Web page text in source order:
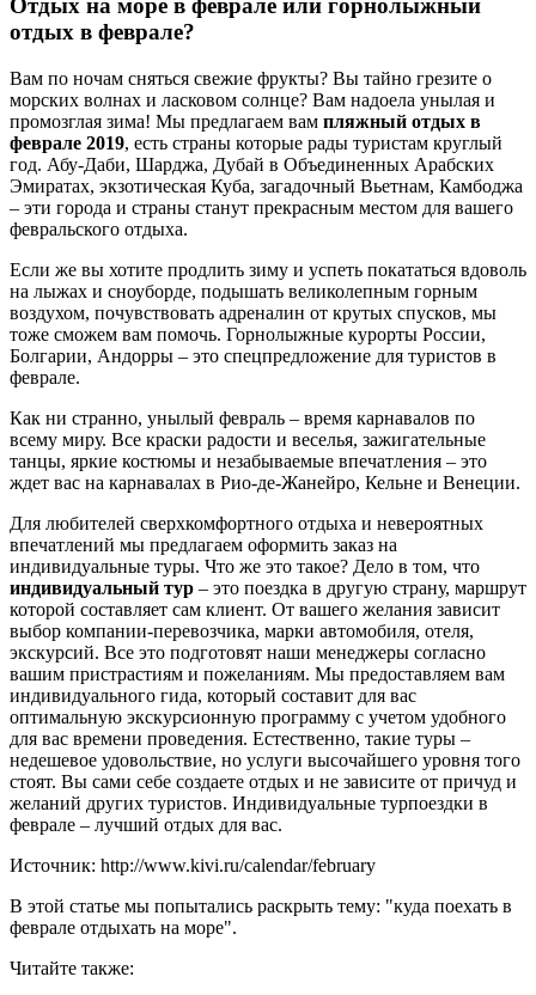
Отдых на море в феврале или горнолыжный
отдых в феврале?
Вам по ночам сняться свежие фрукты? Вы тайно грезите о
морских волнах и ласковом солнце? Вам надоела унылая и
промозглая зима! Мы предлагаем вам пляжный отдых в
феврале 2019, есть страны которые рады туристам круглый
год. Абу-Даби, Шарджа, Дубай в Объединенных Арабских
Эмиратах, экзотическая Куба, загадочный Вьетнам, Камбоджа
– эти города и страны станут прекрасным местом для вашего
февральского отдыха.
Если же вы хотите продлить зиму и успеть покататься вдоволь
на лыжах и сноуборде, подышать великолепным горным
воздухом, почувствовать адреналин от крутых спусков, мы
тоже сможем вам помочь. Горнолыжные курорты России,
Болгарии, Андорры – это спецпредложение для туристов в
феврале.
Как ни странно, унылый февраль – время карнавалов по
всему миру. Все краски радости и веселья, зажигательные
танцы, яркие костюмы и незабываемые впечатления – это
ждет вас на карнавалах в Рио-де-Жанейро, Кельне и Венеции.
Для любителей сверхкомфортного отдыха и невероятных
впечатлений мы предлагаем оформить заказ на
индивидуальные туры. Что же это такое? Дело в том, что
индивидуальный тур – это поездка в другую страну, маршрут
которой составляет сам клиент. От вашего желания зависит
выбор компании-перевозчика, марки автомобиля, отеля,
экскурсий. Все это подготовят наши менеджеры согласно
вашим пристрастиям и пожеланиям. Мы предоставляем вам
индивидуального гида, который составит для вас
оптимальную экскурсионную программу с учетом удобного
для вас времени проведения. Естественно, такие туры –
недешевое удовольствие, но услуги высочайшего уровня того
стоят. Вы сами себе создаете отдых и не зависите от причуд и
желаний других туристов. Индивидуальные турпоездки в
феврале – лучший отдых для вас.
Источник: http://www.kivi.ru/calendar/february
В этой статье мы попытались раскрыть тему: "куда поехать в
феврале отдыхать на море".
Читайте также: